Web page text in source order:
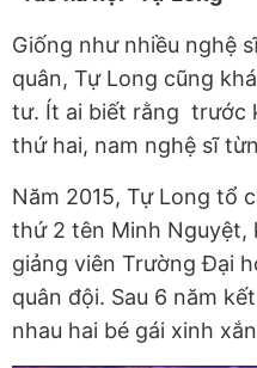
Giống như nhiều nghệ
quân, Tự Long cũng
tư. Ít ai biết rằng trước
thứ hai, nam nghệ sĩ
Năm 2015, Tự Long tổ
thứ 2 tên Minh Nguyệt,
giảng viên Trường Đại
quân đội. Sau 6 năm
nhau hai bé gái xinh